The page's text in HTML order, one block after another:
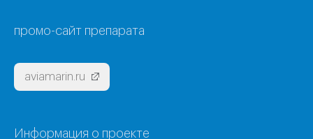
промо-сайт препарата
aviamarin.ru
Информация о проекте